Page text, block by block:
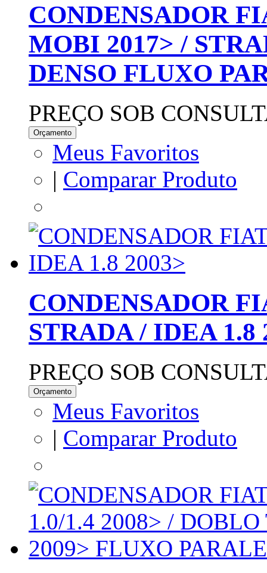
CONDENSADOR
MOBI 2017> /
DENSO FLUXO
PREÇO SOB
Orçamento
Meus Favoritos
| Comparar Produto
CONDENSADOR
STRADA / IDEA 1.8
PREÇO SOB
Orçamento
Meus Favoritos
| Comparar Produto